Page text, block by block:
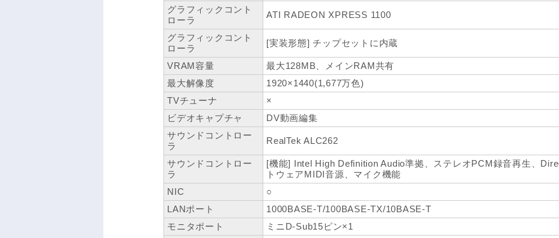
グラフィックコント
ローラ
ATI RADEON XPRESS 1100
グラフィックコント
ローラ
[実装形態] チップセットに内蔵
VRAM容量
最大128MB、メインRAM共有
最大解像度
1920×1440(1,677万色)
TVチューナ
×
ビデオキャプチャ
DV動画編集
サウンドコントロー
ラ
RealTek ALC262
サウンドコントロー
ラ
[機能] Intel High Definition Audio準拠、ステレオPCM録音再生、
トウェアMIDI音源、マイク機能
NIC
○
LANポート
1000BASE-T/100BASE-TX/10BASE-T
モニタポート
ミニD-Sub15ピン×1